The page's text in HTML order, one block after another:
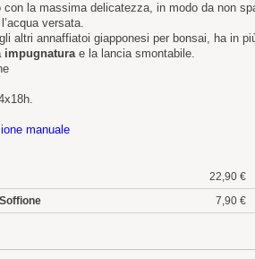
con la massima delicatezza, in modo da non
versata.
altri annaffiatoi giapponesi per bonsai, ha in
impugnaturae la lancia smontabile.
manuale
22,90 €
7,90 €